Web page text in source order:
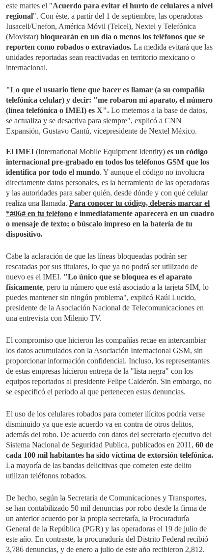
este martes el "Acuerdo para evitar el hurto de celulares a nivel
regional". Con éste, a partir del 1 de septiembre, las operadoras
Iusacell/Unefon, América Móvil (Telcel), Nextel y Telefónica
(Movistar) bloquearán en un día o menos los teléfonos que se
reporten como robados o extraviados. La medida evitará que las
unidades reportadas sean reactivadas en territorio mexicano o
internacional.
"Lo que el usuario tiene que hacer es llamar (a su compañía
telefóníca celular) y decir: "me robaron mi aparato, el número
(línea telefónica o IMEI) es X". Lo metemos a la base de datos,
se actualiza y se desactiva para siempre", explicó a CNN
Expansión, Gustavo Cantú, vicepresidente de Nextel México.
El IMEI (International Mobile Equipment Identity) es un código
internacional pre-grabado en todos los teléfonos GSM que los
identifica por todo el mundo. Y aunque el código no involucra
directamente datos personales, es la herramienta de las operadoras
y las autoridades para saber quién, desde dónde y con qué celular
realiza una llamada. Para conocer tu código, deberás marcar el
*#06# en tu teléfono e inmediatamente aparecerá en un cuadro
o mensaje de texto; o búscalo impreso en la batería de tu
dispositivo.
Cabe la aclaración de que las líneas bloqueadas podrán ser
rescatadas por sus titulares, lo que ya no podrá ser utilizado de
nuevo es el IMEI. "Lo único que se bloquea es el aparato
físicamente, pero tu número que está asociado a la tarjeta SIM, lo
puedes mantener sin ningún problema", explicó Raúl Lucido,
presidente de la Asociación Nacional de Telecomunicaciones en
una entrevista con Milenio TV.
El compromiso que hicieron las compañías recae en intercambiar
los datos acumulados con la Asociación Internacional GSM, sin
proporcionar información confidencial. Incluso, los representantes
de estas empresas hicieron entrega de la "lista negra" con los
equipos reportados al presidente Felipe Calderón. Sin embargo, no
se especificó el periodo al que pertenecen estas denuncias.
El uso de los celulares robados para cometer ilícitos podría verse
disminuido ya que este acuerdo va en contra de otros delitos,
además del robo. De acuerdo con datos del secretario ejecutivo del
Sistema Nacional de Seguridad Publica, publicados en 2011, 60 de
cada 100 mil habitantes ha sido víctima de extorsión telefónica.
La mayoría de las bandas delicitivas que cometen este delito
utilizan teléfonos robados.
De hecho, según la Secretaria de Comunicaciones y Transportes,
se han contabilizado 50 mil denuncias por robo desde la firma de
un anterior acuerdo por la propia secretaría, la Procuraduría
General de la República (PGR) y las operadoras el 19 de julio de
este año. En contraste, la procuraduría del Distrito Federal recibió
3,786 denuncias, y de enero a julio de este año recibieron 2,812.